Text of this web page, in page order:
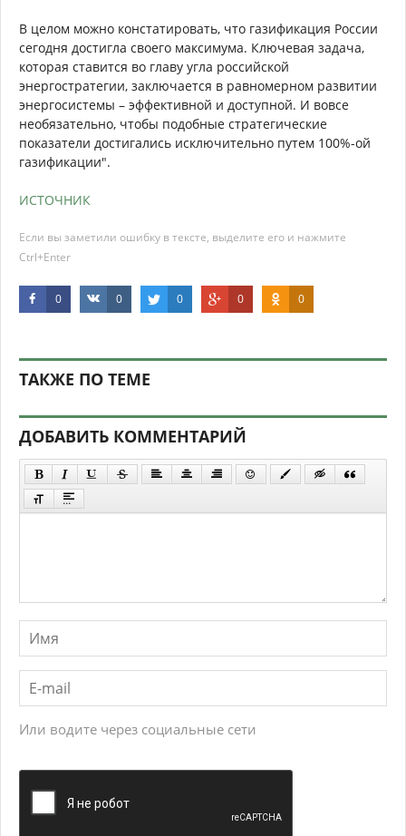
В целом можно констатировать, что газификация России
сегодня достигла своего максимума. Ключевая задача,
которая ставится во главу угла российской
энергостратегии, заключается в равномерном развитии
энергосистемы – эффективной и доступной. И вовсе
необязательно, чтобы подобные стратегические
показатели достигались исключительно путем 100%-ой
газификации".
ИСТОЧНИК
Если вы заметили ошибку в тексте, выделите его и нажмите
Ctrl+Enter
0 0 0 0 0
ТАКЖЕ ПО ТЕМЕ
ДОБАВИТЬ КОММЕНТАРИЙ
Или водите через социальные сети